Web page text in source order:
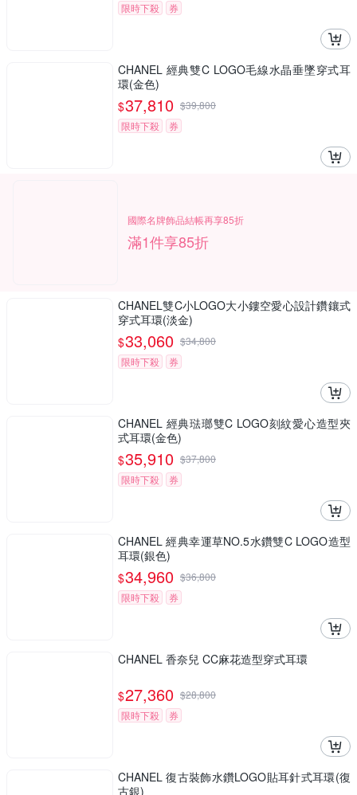
限時下殺
券
CHANEL 經典雙C LOGO毛線水晶垂墜穿式耳
環(金色)
$37,810 $39,800
限時下殺
券
國際名牌飾品結帳再享85折
滿1件享85折
CHANEL雙C小LOGO大小鏤空愛心設計鑽鑲式
穿式耳環(淡金)
$33,060 $34,800
限時下殺
券
CHANEL 經典琺瑯雙C LOGO刻紋愛心造型夾
式耳環(金色)
$35,910 $37,800
限時下殺
券
CHANEL 經典幸運草NO.5水鑽雙C LOGO造型
耳環(銀色)
$34,960 $36,800
限時下殺
券
CHANEL 香奈兒 CC麻花造型穿式耳環
$27,360 $28,800
限時下殺
券
CHANEL 復古裝飾水鑽LOGO貼耳針式耳環(復
古銀)